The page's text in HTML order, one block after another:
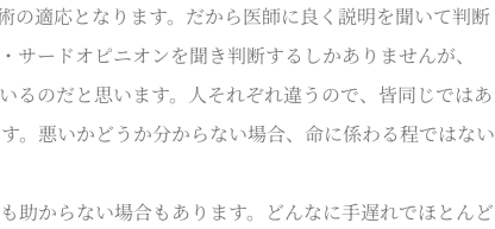
の適応となります。だから医師に良く説明を聞いて判断
ードオピニオンを聞き判断するしかありませんが、
るのだと思います。人それぞれ違うので、皆同じではあ
。悪いかどうか分からない場合、命に係わる程ではない
からない場合もあります。どんなに手遅れでほとんど